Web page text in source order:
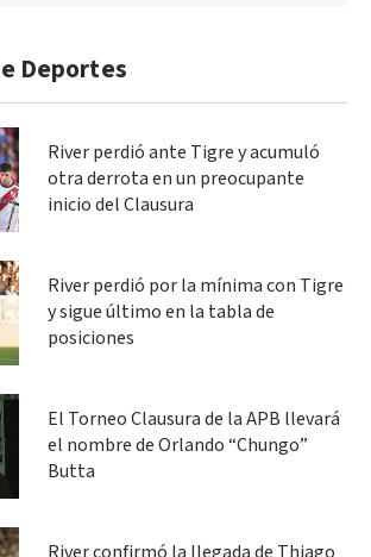
Deportes
River perdió ante Tigre y acumuló
otra derrota en un preocupante
inicio del Clausura
River perdió por la mínima con Tigre
y sigue último en la tabla de
posiciones
El Torneo Clausura de la APB llevará
el nombre de Orlando “Chungo”
Butta